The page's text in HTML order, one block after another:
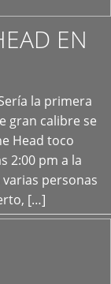
EN
la primera
gran calibre se
Head toco
2:00 pm a la
varias personas
[…]